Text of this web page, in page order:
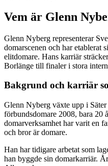
Vem är Glenn
Glenn Nyberg representerar
domarscenen och har etablerat
elitdomare. Hans karriär
Borlänge till finaler i stora
Bakgrund och karriär
Glenn Nyberg växte upp i
förbundsdomare 2008, bara 20
domarverksamhet har varit en
och bror är domare.
Han har tidigare arbetat som
han byggde sin domarkarriär.